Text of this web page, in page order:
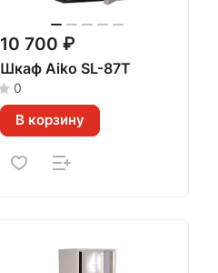
10 700 ₽
Шкаф Aiko SL-87Т
0
В корзину